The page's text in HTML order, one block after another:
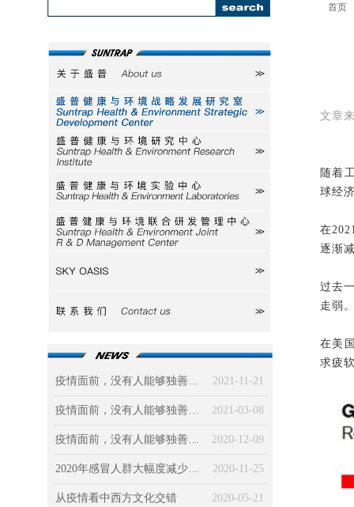
文章
随着
球经
在
逐渐
过去
走弱
在美
求疲
关于盛普
研究室
研究中心
实验中心
研发中心
联系我们
首页
2021-11-21
疫情面前，没有人能够独善其身（三）社会篇：被政治、经济、道德三驾马车“绑架”的新冠病毒
2021-03-08
疫情面前，没有人能够独善其身（二）环境篇
2020-12-09
疫情面前，没有人能够独善其身（一）健康篇
2020-11-25
2020年感冒人群大幅度减少，不感冒意味着身体变好？
2020-05-21
从疫情看中西方文化交错
111111